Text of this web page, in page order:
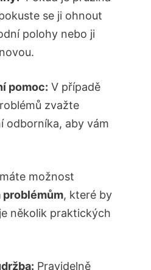
se ji‌ ohnout
polohy nebo ji
pomoc: V případě
zvažte
odborníka, aby vám
možnost‌
problémům, které by
několik praktických
Pravidelně